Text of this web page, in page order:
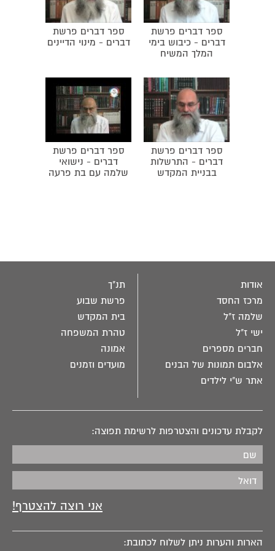
ספר דברים פרשת
דברים - כיבוש בימי
המלך המשיח
ספר דברים פרשת
דברים - מינוי הדיינים
ספר דברים פרשת
דברים - התרשלות
בבניית המקדש
ספר דברים פרשת
דברים - נישואי
שלמה עם בת פרעה
אודות
מרכז החסד
שלמה ז"ל
ישי ז"ל
חברים מספרים
אלבום תמונות של הבנים
אתר ש"י לילדים
תנ"ך
פרשת שבוע
בית המקדש
טהרת המשפחה
אמונה
מועדים וזמנים
לקבלת עדכונים והצטרפות לרשימת תפוצה:
הארות והערות ניתן לשלוח לכתובת: